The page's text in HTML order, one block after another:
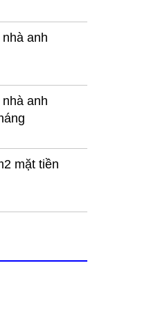
anh
anh
mặt tiền